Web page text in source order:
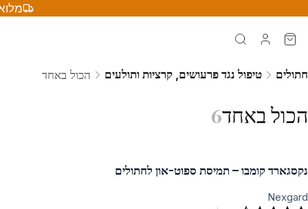
חתולים טיפול נגד פרעושים, קרציות ותולעים הכול באחד
הכול באחד6
נקסגארד קומבו – תמיסת ספוט-און לחתולים
Nexgard